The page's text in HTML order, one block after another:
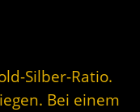
Silber-Ratio.
Bei einem